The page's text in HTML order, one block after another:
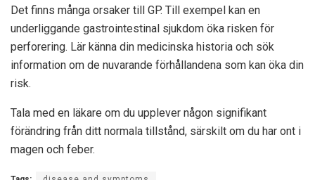
Det finns många orsaker till GP. Till exempel kan en
underliggande gastrointestinal sjukdom öka risken för
perforering. Lär känna din medicinska historia och sök
information om de nuvarande förhållandena som kan öka din
risk.
Tala med en läkare om du upplever någon signifikant
förändring från ditt normala tillstånd, särskilt om du har ont i
magen och feber.